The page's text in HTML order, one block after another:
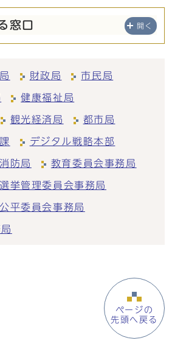
窓口 開く
財政局 市民局
健康福祉局
観光経済局 都市局
デジタル戦略本部
消防局 教育委員会事務局
選挙管理委員会事務局
公平委員会事務局
ページの
先頭へ戻る